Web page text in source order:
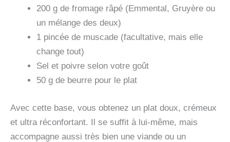
200 g de fromage râpé (Emmental, Gruyère ou
un mélange des deux)
1 pincée de muscade (facultative, mais elle
change tout)
Sel et poivre selon votre goût
50 g de beurre pour le plat
Avec cette base, vous obtenez un plat doux, crémeux
et ultra réconfortant. Il se suffit à lui-même, mais
accompagne aussi très bien une viande ou un